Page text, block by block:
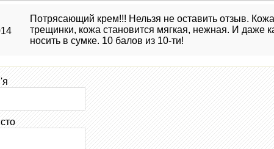
Потрясающий крем!!! Нельзя не оставить отзыв.
трещинки, кожа становится мягкая, нежная. И даже
носить в сумке. 10 балов из 10-ти!